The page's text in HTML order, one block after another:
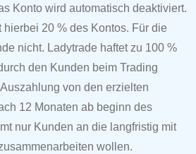
Konto wird automatisch deaktiviert.
hierbei 20 % des Kontos. Für die
nicht. Ladytrade haftet zu 100 %
den Kunden beim Trading
von den erzielten
12 Monaten ab beginn des
nur Kunden an die langfristig mit
wollen.